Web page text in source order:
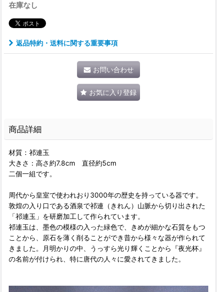
在庫なし
返品特約・送料に関する重要事項
お問い合わせ
お気に入り登録
商品詳細
材質：祁連玉
大きさ：高さ約7.8cm 直径約5cm
二個一組です。
周代から皇室で使われおり3000年の歴史を持っている器です。
敦煌の入り口である酒泉で祁連（きれん）山脈から切り出された
「祁連玉」を研磨加工して作られています。
祁連玉は、墨色の模様の入った緑色で、きめが細かな石質をもつ
ことから、原石を薄く削ることができ昔から様々な器が作られて
きました。月明かりの中、うっすら光り輝くことから『夜光杯』
の名前が付けられ、特に唐代の人々に愛されてきました。